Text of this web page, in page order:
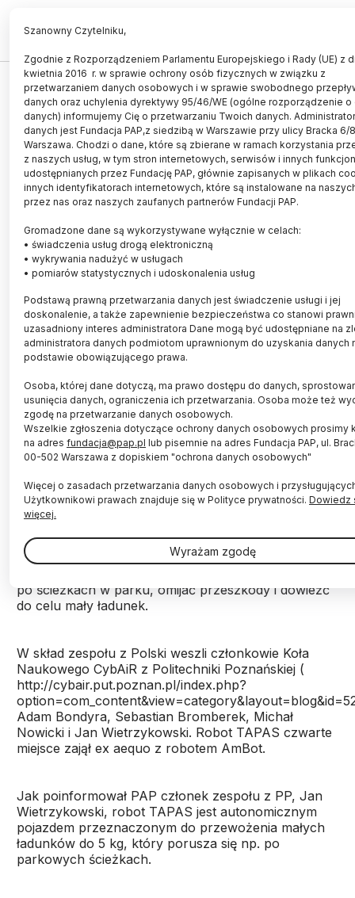
Wysokie miejsce Polaków w
zawodach robotów Robotour
04.10.2014
aktualizacja: 04.10.2014
2 minuty czytania
Robot TAPAS, który samodzielnie wybierając
drogę i omijając przeszkody może dowieźć ładunek
do zadanego mu miejsca, zajął czwarte miejsce w
międzynarodowym konkursie Robotour w
Czechach. Twórcami robota są studenci z
Politechniki Poznańskiej.
Robotour to konkurs autonomicznych robotów
mobilnych, które, nie będąc w żaden sposób
po ścieżkach w parku, omijać przeszkody i dowieźć
do celu mały ładunek.
W skład zespołu z Polski weszli członkowie Koła
Naukowego CybAiR z Politechniki Poznańskiej (
http://cybair.put.poznan.pl/index.php?
Adam Bondyra, Sebastian Bromberek, Michał
Nowicki i Jan Wietrzykowski. Robot TAPAS czwarte
miejsce zajął ex aequo z robotem AmBot.
Jak poinformował PAP członek zespołu z PP, Jan
Wietrzykowski, robot TAPAS jest autonomicznym
pojazdem przeznaczonym do przewożenia małych
ładunków do 5 kg, który porusza się np. po
parkowych ścieżkach.
Szanowny Czytelniku,
Zgodnie z Rozporządzeniem Parlamentu Europejskiego i Rady (UE) z
kwietnia 2016 r. w sprawie ochrony osób fizycznych w związku z
przetwarzaniem danych osobowych i w sprawie swobodnego
danych oraz uchylenia dyrektywy 95/46/WE (ogólne rozporządzenie o
danych) informujemy Cię o przetwarzaniu Twoich danych.
danych jest Fundacja PAP,z siedzibą w Warszawie przy ulicy Bracka 6/
Warszawa. Chodzi o dane, które są zbierane w ramach korzystania
z naszych usług, w tym stron internetowych, serwisów i innych
udostępnianych przez Fundację PAP, głównie zapisanych w plikach
innych identyfikatorach internetowych, które są instalowane na
przez nas oraz naszych zaufanych partnerów Fundacji PAP.
Gromadzone dane są wykorzystywane wyłącznie w celach:
• świadczenia usług drogą elektroniczną
• wykrywania nadużyć w usługach
• pomiarów statystycznych i udoskonalenia usług
Podstawą prawną przetwarzania danych jest świadczenie usługi i jej
doskonalenie, a także zapewnienie bezpieczeństwa co stanowi
uzasadniony interes administratora Dane mogą być udostępniane na
administratora danych podmiotom uprawnionym do uzyskania danych
podstawie obowiązującego prawa.
Osoba, której dane dotyczą, ma prawo dostępu do danych,
usunięcia danych, ograniczenia ich przetwarzania. Osoba może też
zgodę na przetwarzanie danych osobowych.
Wszelkie zgłoszenia dotyczące ochrony danych osobowych prosimy
na adres fundacja@pap.pl lub pisemnie na adres Fundacja PAP, ul.
00-502 Warszawa z dopiskiem "ochrona danych osobowych"
Więcej o zasadach przetwarzania danych osobowych i
Użytkownikowi prawach znajduje się w Polityce prywatności. Dowiedz
więcej.
Wyrażam zgodę